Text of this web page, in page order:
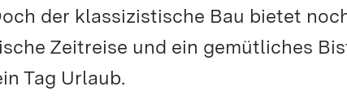
der klassizistische Bau bietet
Zeitreise und ein gemütliches
Tag Urlaub.